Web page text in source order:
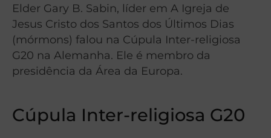
Elder Gary B. Sabin, líder em A Igreja de
Jesus Cristo dos Santos dos Últimos Dias
(mórmons) falou na Cúpula Inter-religiosa
G20 na Alemanha. Ele é membro da
presidência da Área da Europa.
Cúpula Inter-religiosa G20